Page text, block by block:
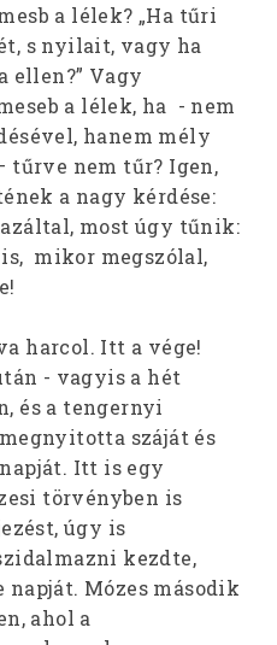
a lélek? „Ha tűri
s nyilait, vagy ha
ellen?” Vagy
a lélek, ha - nem
hanem mély
tűrve nem tűr? Igen,
a nagy kérdése:
most úgy tűnik:
mikor megszólal,
harcol. Itt a vége!
- vagyis a hét
és a tengernyi
száját és
Itt is egy
törvényben is
úgy is
kezdte,
Mózes második
ahol a